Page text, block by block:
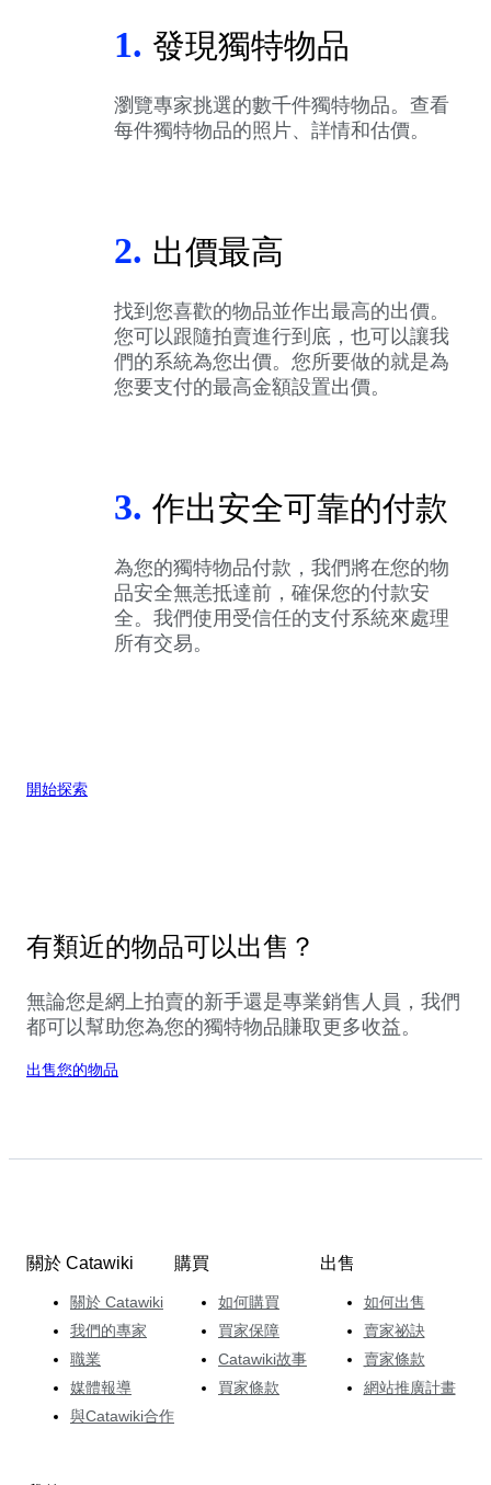
1. 發現獨特物品
瀏覽專家挑選的數千件獨特物品。查看
每件獨特物品的照片、詳情和估價。
2. 出價最高
找到您喜歡的物品並作出最高的出價。
您可以跟隨拍賣進行到底，也可以讓我
們的系統為您出價。您所要做的就是為
您要支付的最高金額設置出價。
3. 作出安全可靠的付款
為您的獨特物品付款，我們將在您的物
品安全無恙抵達前，確保您的付款安
全。我們使用受信任的支付系統來處理
所有交易。
開始探索
有類近的物品可以出售？
無論您是網上拍賣的新手還是專業銷售人員，我們
都可以幫助您為您的獨特物品賺取更多收益。
出售您的物品
關於 Catawiki
關於 Catawiki
我們的專家
職業
媒體報導
與Catawiki合作
購買
如何購買
買家保障
Catawiki故事
買家條款
出售
如何出售
賣家祕訣
賣家條款
網站推廣計畫